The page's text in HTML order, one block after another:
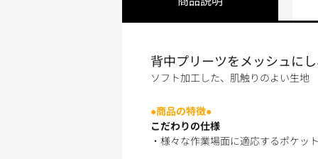
背中プリーツをメッシュに
ソフト加工した、肌触りのよい生地
●商品の特徴●
こだわりの仕様
・様々な作業場面に適応するポケッ